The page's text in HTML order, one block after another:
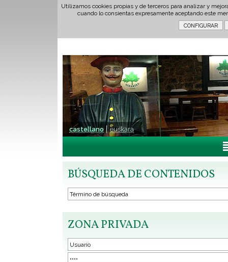
Utilizamos cookies propias y de terceros para analizar y
cuando lo consientas expresamente aceptando este
castellano euskara
BÚSQUEDA DE CONTENIDOS
ZONA PRIVADA